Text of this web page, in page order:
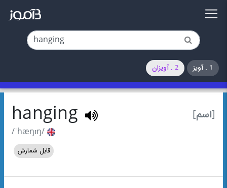
1 . آویز 2 . آویزان
[اسم] hanging
/ˈhæŋɪŋ/
قابل شمارش